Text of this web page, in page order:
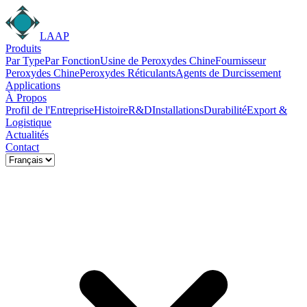
LAAP
Produits
Par TypePar FonctionUsine de Peroxydes ChineFournisseur
Peroxydes ChinePeroxydes RéticulantsAgents de Durcissement
Applications
À Propos
Profil de l'EntrepriseHistoireR&DInstallationsDurabilitéExport &
Logistique
Actualités
Contact